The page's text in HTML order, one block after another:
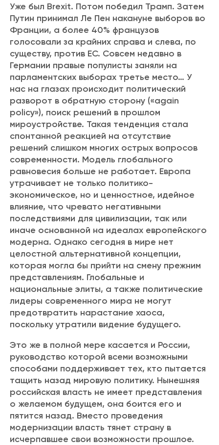
Уже был Brexit. Потом победил Трамп. Затем
Путин принимал Ле Пен накануне выборов во
Франции, а более 40% французов
голосовали за крайних справа и слева, по
существу, против ЕС. Совсем недавно в
Германии правые популисты заняли на
парламентских выборах третье место… У
нас на глазах происходит политический
разворот в обратную сторону («again
policy»), поиск решений в прошлом
мироустройстве. Такая тенденция стала
спонтанной реакцией на отсутствие
решений слишком многих острых вопросов
современности. Модель глобального
равновесия больше не работает. Европа
утрачивает не только политико-
экономическое, но и ценностное, идейное
влияние, что чревато негативными
последствиями для цивилизации, так или
иначе основанной на идеалах европейского
модерна. Однако сегодня в мире нет
целостной альтернативной концепции,
которая могла бы прийти на смену прежним
представлениям. Глобальные и
национальные элиты, а также политические
лидеры современного мира не могут
предотвратить нарастание хаоса,
поскольку утратили видение будущего.
Это же в полной мере касается и России,
руководство которой всеми возможными
способами поддерживает тех, кто пытается
тащить назад мировую политику. Нынешняя
российская власть не имеет представления
о желаемом будущем, она боится его и
пятится назад. Вместо проведения
модернизации власть тянет страну в
исчерпавшее свои возможности прошлое.